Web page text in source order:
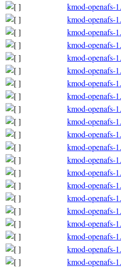
kmod-openafs-
kmod-openafs-
kmod-openafs-
kmod-openafs-
kmod-openafs-
kmod-openafs-
kmod-openafs-
kmod-openafs-
kmod-openafs-
kmod-openafs-
kmod-openafs-
kmod-openafs-
kmod-openafs-
kmod-openafs-
kmod-openafs-
kmod-openafs-
kmod-openafs-
kmod-openafs-
kmod-openafs-
kmod-openafs-
kmod-openafs-